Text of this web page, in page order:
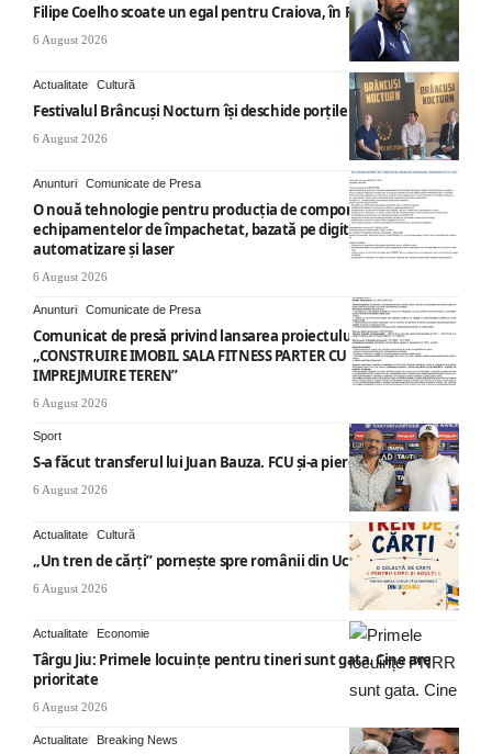
Filipe Coelho scoate un egal pentru Craiova, în Finlanda
6 August 2026
Actualitate Cultură
Festivalul Brâncuși Nocturn își deschide porțile la Târgu Jiu
6 August 2026
Anunturi Comunicate de Presa
O nouă tehnologie pentru producția de componente ale
echipamentelor de împachetat, bazată pe digitalizare,
automatizare și laser
6 August 2026
Anunturi Comunicate de Presa
Comunicat de presă privind lansarea proiectului cu titlul
„CONSTRUIRE IMOBIL SALA FITNESS PARTER CU SUPANTA SI
IMPREJMUIRE TEREN”
6 August 2026
Sport
S-a făcut transferul lui Juan Bauza. FCU și-a pierdut vedeta
6 August 2026
Actualitate Cultură
„Un tren de cărți” pornește spre românii din Ucraina
6 August 2026
Actualitate Economie
Târgu Jiu: Primele locuințe pentru tineri sunt gata. Cine are
prioritate
6 August 2026
Actualitate Breaking News